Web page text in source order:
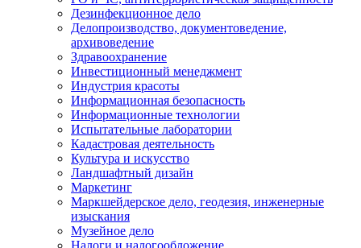
Дезинфекционное дело
Делопроизводство, документоведение,
архивоведение
Здравоохранение
Инвестиционный менеджмент
Индустрия красоты
Информационная безопасность
Информационные технологии
Испытательные лаборатории
Кадастровая деятельность
Культура и искусство
Ландшафтный дизайн
Маркетинг
Маркшейдерское дело, геодезия, инженерные
изыскания
Музейное дело
Налоги и налогообложение